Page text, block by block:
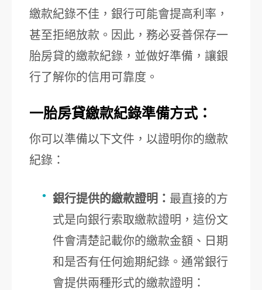
繳款紀錄不佳，銀行可能會提高利率，
甚至拒絕放款。因此，務必妥善保存一
胎房貸的繳款紀錄，並做好準備，讓銀
行了解你的信用可靠度。
一胎房貸繳款紀錄準備方式：
你可以準備以下文件，以證明你的繳款
紀錄：
銀行提供的繳款證明： 最直接的方
式是向銀行索取繳款證明，這份文
件會清楚記載你的繳款金額、日期
和是否有任何逾期紀錄。通常銀行
會提供兩種形式的繳款證明：